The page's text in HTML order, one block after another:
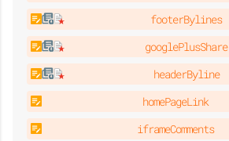
footerBylines
googlePlusShare
headerByline
homePageLink
iframeComments